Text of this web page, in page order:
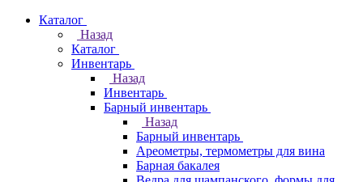
Каталог
Назад
Каталог
Инвентарь
Назад
Инвентарь
Барный инвентарь
Назад
Барный инвентарь
Ареометры, термометры для вина
Барная бакалея